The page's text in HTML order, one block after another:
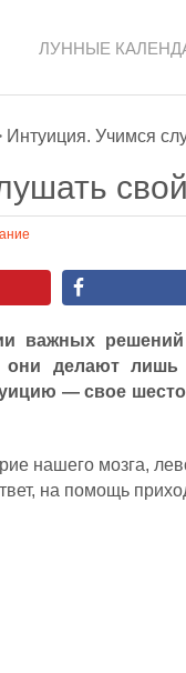
ЛУННЫЕ
Интуиция. Учимся
важных
делают лишь
— свое
нашего мозга,
на помощь